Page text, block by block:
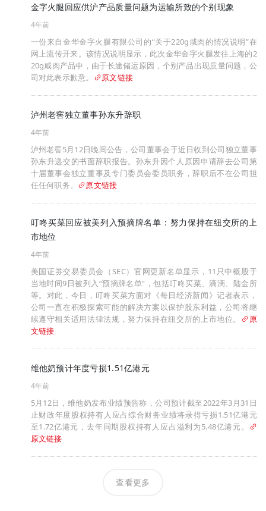
金字火腿回应供沪产品质量问题为运输所致的个别现象
4年前
一份来自金华金字火腿有限公司的“关于220g咸肉的情况说明”在
网上流传开来。该情况说明显示，此次金华金字火腿发往上海的2
20g咸肉产品中，由于长途储运原因，个别产品出现质量问题，公
司对此表示歉意。
原文链接
泸州老窖独立董事孙东升辞职
4年前
泸州老窖5月12日晚间公告，公司董事会于近日收到公司独立董事
孙东升递交的书面辞职报告。孙东升因个人原因申请辞去公司第
十届董事会独立董事及专门委员会委员职务，辞职后不在公司担
任任何职务。
原文链接
叮咚买菜回应被美列入预摘牌名单：努力保持在纽交所的上
市地位
4年前
美国证券交易委员会（SEC）官网更新名单显示，11只中概股于
当地时间9日被列入“预摘牌名单”，包括叮咚买菜、滴滴、陆金所
等。对此，今日，叮咚买菜方面对《每日经济新闻》记者表示，
公司一直在积极探索可能的解决方案以保护股东利益，公司将继
续遵守相关适用法律法规，努力保持在纽交所的上市地位。
原
文链接
维他奶预计年度亏损1.51亿港元
4年前
5月12日，维他奶发布业绩预告称，公司预计截至2022年3月31日
止财政年度股权持有人应占综合财务业绩将录得亏损1.51亿港元
至1.72亿港元，去年同期股权持有人应占溢利为5.48亿港元。
原文链接
查看更多